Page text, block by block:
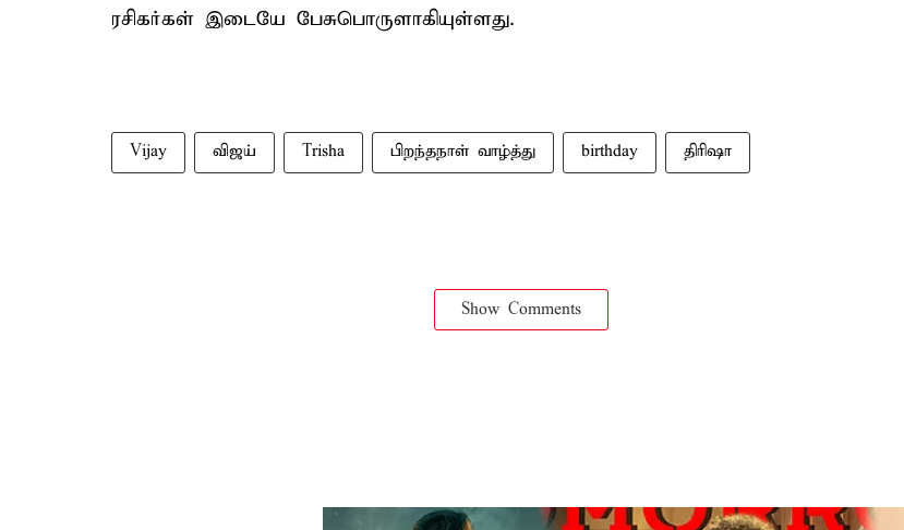
ரசிகர்கள் இடையே பேசுபொருளாகியுள்ளது.
Vijay விஜய் Trisha பிறந்தநாள் வாழ்த்து birthday திரிஷா
Show Comments